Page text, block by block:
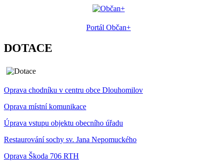
Portál Občan+
DOTACE
Oprava chodníku v centru obce Dlouhomilov
Oprava místní komunikace
Úprava vstupu objektu obecního úřadu
Restaurování sochy sv. Jana Nepomuckého
Oprava Škoda 706 RTH